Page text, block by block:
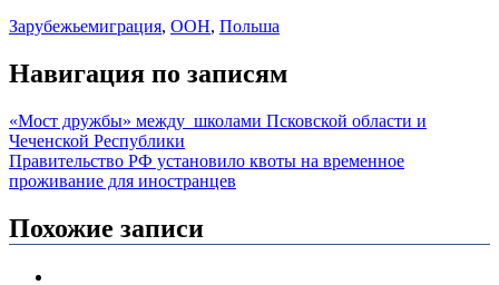
Зарубежьемиграция, ООН, Польша
Навигация по записям
«Мост дружбы» между школами Псковской области и
Чеченской Республики
Правительство РФ установило квоты на временное
проживание для иностранцев
Похожие записи